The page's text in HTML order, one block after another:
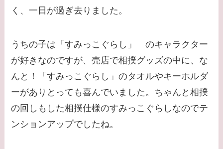
く、一日が過ぎ去りました。
うちの子は「すみっこぐらし」 のキャラクター
が好きなのですが、売店で相撲グッズの中に、な
んと！「すみっこぐらし」のタオルやキーホルダ
ーがありとっても喜んでいました。ちゃんと相撲
の回しもした相撲仕様のすみっこぐらしなのでテ
ンションアップでしたね。